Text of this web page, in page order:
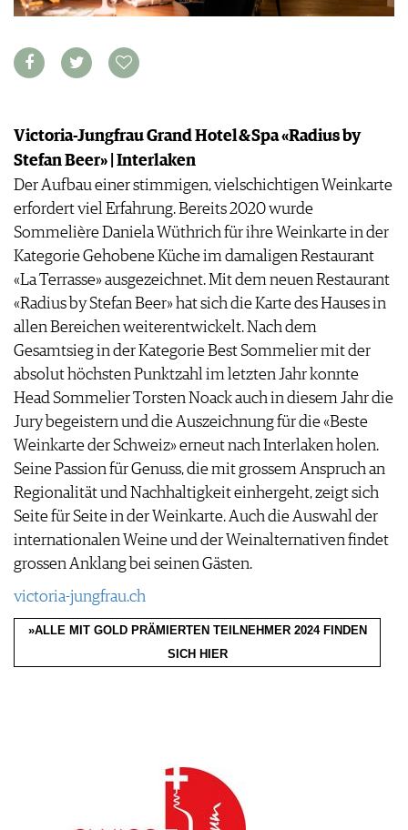
ARCHIV
BÜCHER
WEINSZENE
VINOPHILES
ARCHIV
ANMELDEN
AWARDS
TRINKREIFETABELLE
ABO
WEINSUCHE
NEWSLETTER
WINE TRADE CLUB
REDAKTION
JOBS
WERBUNG
PRESSE
IMPRESSUM
AGB & DATENSCHUTZ
FAQ
Victoria-Jungfrau Grand Hotel & Spa «Radius by
Stefan Beer» | Interlaken
Der Aufbau einer stimmigen, vielschichtigen Weinkarte
erfordert viel Erfahrung. Bereits 2020 wurde
Sommelière Daniela Wüthrich für ihre Weinkarte in der
Kategorie Gehobene Küche im damaligen Restaurant
«La Terrasse» ausgezeichnet. Mit dem neuen Restaurant
«Radius by Stefan Beer» hat sich die Karte des Hauses in
allen Bereichen weiterentwickelt. Nach dem
Gesamtsieg in der Kategorie Best Sommelier mit der
absolut höchsten Punktzahl im letzten Jahr konnte
Head Sommelier Torsten ­Noack auch in diesem Jahr die
Jury begeistern und die Auszeichnung für die «Beste
Weinkarte der Schweiz» erneut nach Interlaken holen.
Seine Passion für Genuss, die mit grossem Anspruch an
Regionalität und Nachhaltigkeit einhergeht, zeigt sich
Seite für Seite in der Weinkarte. Auch die Auswahl der
internationalen Weine und der Weinalternativen findet
grossen Anklang bei seinen Gästen.
victoria-jungfrau.ch
»ALLE MIT GOLD PRÄMIERTEN TEILNEHMER 2024 FINDEN
SICH HIER